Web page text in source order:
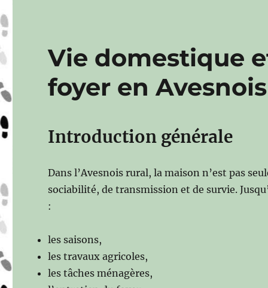
Vie domestique
foyer en Avesnois
Introduction générale
Dans l’Avesnois rural, la maison n’est pas
sociabilité, de transmission et de survie.
:
les saisons,
les travaux agricoles,
les tâches ménagères,